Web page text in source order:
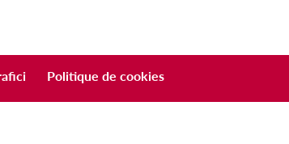
Politique de cookies